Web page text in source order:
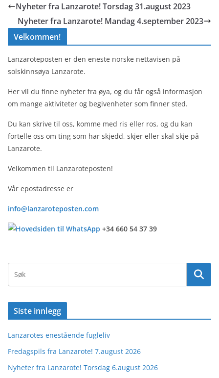
Nyheter fra Lanzarote! Torsdag 31.august 2023
Nyheter fra Lanzarote! Mandag 4.september 2023
Velkommen!
Lanzaroteposten er den eneste norske nettavisen på
solskinnsøya Lanzarote.
Her vil du finne nyheter fra øya, og du får også informasjon
om mange aktiviteter og begivenheter som finner sted.
Du kan skrive til oss, komme med ris eller ros, og du kan
fortelle oss om ting som har skjedd, skjer eller skal skje på
Lanzarote.
Velkommen til Lanzaroteposten!
Vår epostadresse er
info@lanzaroteposten.com
+34 660 54 37 39
Siste innlegg
Lanzarotes enestående fugleliv
Fredagspils fra Lanzarote! 7.august 2026
Nyheter fra Lanzarote! Torsdag 6.august 2026